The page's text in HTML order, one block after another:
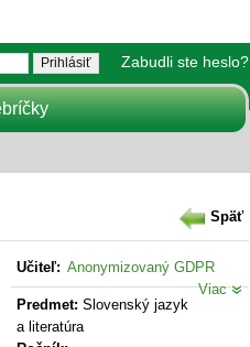
Zabudli ste heslo?
Späť
Učiteľ: Anonymizovaný GDPR
Viac
Predmet: Slovenský jazyk
a literatúra